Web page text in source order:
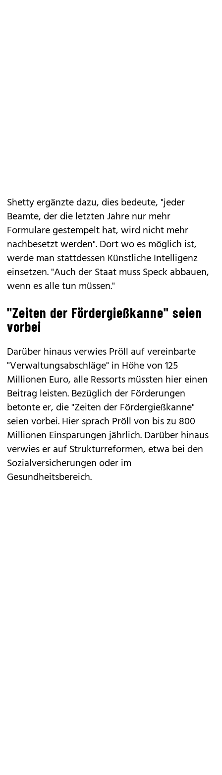
Shetty ergänzte dazu, dies bedeute, "jeder
Beamte, der die letzten Jahre nur mehr
Formulare gestempelt hat, wird nicht mehr
nachbesetzt werden". Dort wo es möglich ist,
werde man stattdessen Künstliche Intelligenz
einsetzen. "Auch der Staat muss Speck abbauen,
wenn es alle tun müssen."
"Zeiten der Fördergießkanne" seien
vorbei
Darüber hinaus verwies Pröll auf vereinbarte
"Verwaltungsabschläge" in Höhe von 125
Millionen Euro, alle Ressorts müssten hier einen
Beitrag leisten. Bezüglich der Förderungen
betonte er, die "Zeiten der Fördergießkanne"
seien vorbei. Hier sprach Pröll von bis zu 800
Millionen Einsparungen jährlich. Darüber hinaus
verwies er auf Strukturreformen, etwa bei den
Sozialversicherungen oder im
Gesundheitsbereich.